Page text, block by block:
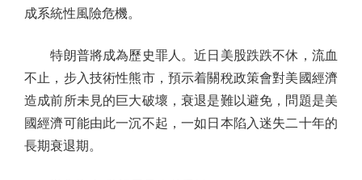
成系統性風險危機。
特朗普將成為歷史罪人。近日美股跌跌不休，流血
不止，步入技術性熊市，預示着關稅政策會對美國經濟
造成前所未見的巨大破壞，衰退是難以避免，問題是美
國經濟可能由此一沉不起，一如日本陷入迷失二十年的
長期衰退期。